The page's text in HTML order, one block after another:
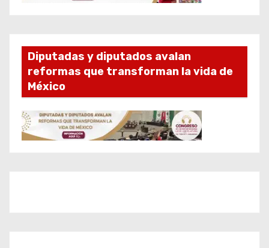
Diputadas y diputados avalan
reformas que transforman la vida de
México